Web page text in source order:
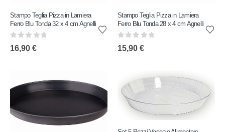
Stampo Teglia Pizza in Lamiera
Ferro Blu Tonda 32 x 4 cm Agnelli
0 out of 5
16,90 €
Stampo Teglia Pizza in Lamiera
Ferro Blu Tonda 28 x 4 cm Agnelli
0out of 5
15,90 €